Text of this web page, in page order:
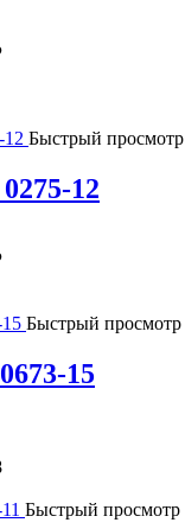
Быстрый просмотр
12
Быстрый просмотр
15
Быстрый просмотр